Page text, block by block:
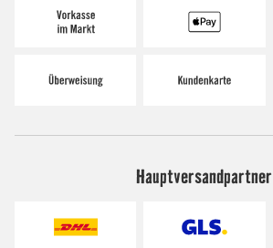
Hauptversandpartner